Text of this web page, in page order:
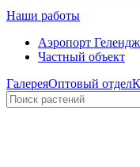
Наши работы
Аэропорт
Частный объект
ГалереяОптовый отдел